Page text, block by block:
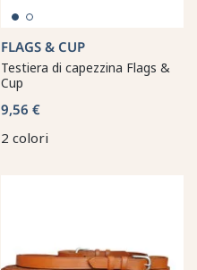
FLAGS & CUP
Testiera di capezzina Flags &
Cup
9,56 €
2 colori